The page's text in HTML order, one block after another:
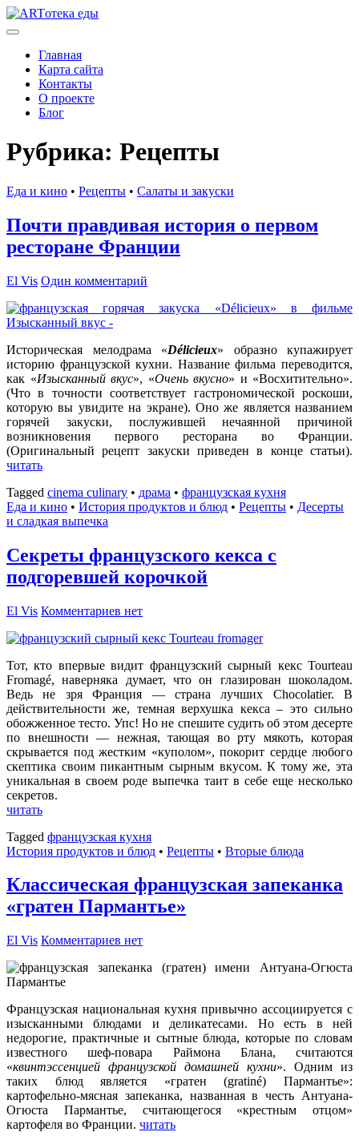
Главная
Карта сайта
Контакты
О проекте
Блог
Рубрика: Рецепты
Еда и кино • Рецепты • Салаты и закуски
Почти правдивая история о первом
ресторане Франции
El Vis Один комментарий
Историческая мелодрама «Délicieux» образно купажирует
историю французской кухни. Название фильма переводится,
как «Изысканный вкус», «Очень вкусно» и «Восхитительно».
(Что в точности соответствует гастрономической роскоши,
которую вы увидите на экране). Оно же является названием
горячей закуски, послужившей нечаянной причиной
возникновения первого ресторана во Франции.
(Оригинальный рецепт закуски приведен в конце статьи).
читать
Tagged cinema culinary • драма • французская кухня
Еда и кино • История продуктов и блюд • Рецепты • Десерты
и сладкая выпечка
Секреты французского кекса с
подгоревшей корочкой
El Vis Комментариев нет
Тот, кто впервые видит французский сырный кекс Tourteau
Fromagé, наверняка думает, что он глазирован шоколадом.
Ведь не зря Франция — страна лучших Chocolatier. В
действительности же, темная верхушка кекса – это сильно
обожженное тесто. Упс! Но не спешите судить об этом десерте
по внешности — нежная, тающая во рту мякоть, которая
скрывается под жестким «куполом», покорит сердце любого
скептика своим пикантным сырным вкусом. К тому же, эта
уникальная в своем роде выпечка таит в себе еще несколько
секретов.
читать
Tagged французская кухня
История продуктов и блюд • Рецепты • Вторые блюда
Классическая французская запеканка
«гратен Пармантье»
El Vis Комментариев нет
Французская национальная кухня привычно ассоциируется с
изысканными блюдами и деликатесами. Но есть в ней
недорогие, практичные и сытные блюда, которые по словам
известного шеф-повара Раймона Блана, считаются
«квинтэссенцией французской домашней кухни». Одним из
таких блюд является «гратен (gratiné) Пармантье»:
картофельно-мясная запеканка, названная в честь Антуана-
Огюста Пармантье, считающегося «крестным отцом»
картофеля во Франции. читать